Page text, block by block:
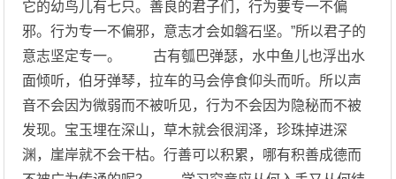
它的幼鸟儿有七只。善良的君子们，行为要专一不偏
邪。行为专一不偏邪，意志才会如磐石坚。”所以君子的
意志坚定专一。 古有瓠巴弹瑟，水中鱼儿也浮出水
面倾听，伯牙弹琴，拉车的马会停食仰头而听。所以声
音不会因为微弱而不被听见，行为不会因为隐秘而不被
发现。宝玉埋在深山，草木就会很润泽，珍珠掉进深
渊，崖岸就不会干枯。行善可以积累，哪有积善成德而